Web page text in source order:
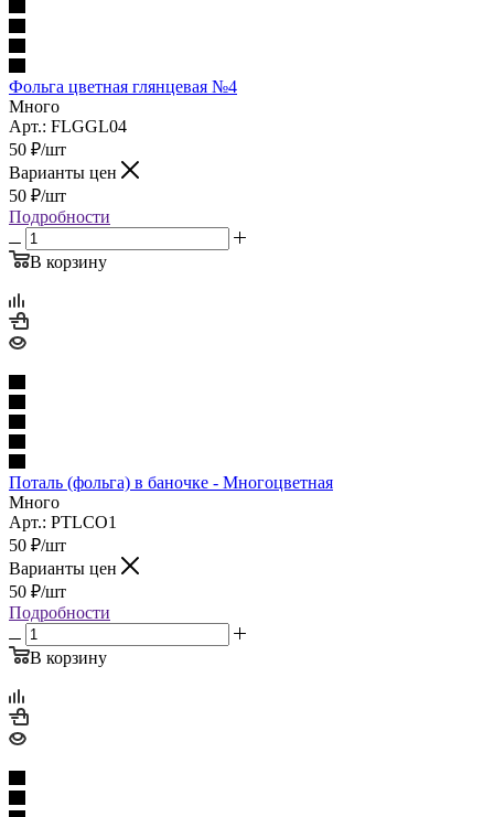
Фольга цветная глянцевая №4
Много
Арт.: FLGGL04
50 ₽/шт
Варианты цен
50 ₽/шт
Подробности
В корзину
Поталь (фольга) в баночке - Многоцветная
Много
Арт.: PTLCO1
50 ₽/шт
Варианты цен
50 ₽/шт
Подробности
В корзину